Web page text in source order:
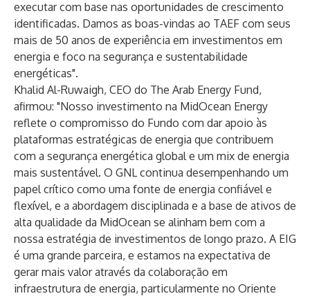
executar com base nas oportunidades de crescimento
identificadas. Damos as boas-vindas ao TAEF com seus
mais de 50 anos de experiência em investimentos em
energia e foco na segurança e sustentabilidade
energéticas".
Khalid Al-Ruwaigh, CEO do The Arab Energy Fund,
afirmou: "Nosso investimento na MidOcean Energy
reflete o compromisso do Fundo com dar apoio às
plataformas estratégicas de energia que contribuem
com a segurança energética global e um mix de energia
mais sustentável. O GNL continua desempenhando um
papel crítico como uma fonte de energia confiável e
flexível, e a abordagem disciplinada e a base de ativos de
alta qualidade da MidOcean se alinham bem com a
nossa estratégia de investimentos de longo prazo. A EIG
é uma grande parceira, e estamos na expectativa de
gerar mais valor através da colaboração em
infraestrutura de energia, particularmente no Oriente